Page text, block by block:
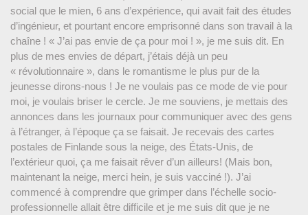
social que le mien, 6 ans d’expérience, qui avait fait des études
d’ingénieur, et pourtant encore emprisonné dans son travail à la
chaîne ! « J’ai pas envie de ça pour moi ! », je me suis dit. En
plus de mes envies de départ, j’étais déjà un peu
« révolutionnaire », dans le romantisme le plus pur de la
jeunesse dirons-nous ! Je ne voulais pas ce mode de vie pour
moi, je voulais briser le cercle. Je me souviens, je mettais des
annonces dans les journaux pour communiquer avec des gens
à l’étranger, à l’époque ça se faisait. Je recevais des cartes
postales de Finlande sous la neige, des États-Unis, de
l’extérieur quoi, ça me faisait rêver d’un ailleurs! (Mais bon,
maintenant la neige, merci hein, je suis vacciné !). J’ai
commencé à comprendre que grimper dans l’échelle socio-
professionnelle allait être difficile et je me suis dit que je ne